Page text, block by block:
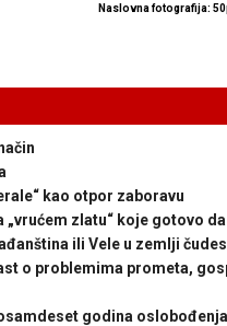
Naslovna fotografija:
kao otpor zaboravu
„vrućem zlatu“ koje gotovo
ili Vele u zemlji
o problemima prometa,
godina oslobođenja